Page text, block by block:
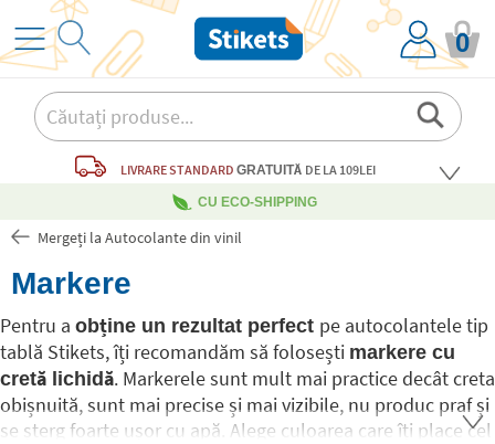
0
LIVRARE STANDARD GRATUITĂ DE LA 109LEI
CU ECO-SHIPPING
Mergeți la Autocolante din vinil
Markere
Pentru a obține un rezultat perfect pe autocolantele tip
tablă Stikets, îți recomandăm să folosești markere cu
cretă lichidă. Markerele sunt mult mai practice decât creta
obișnuită, sunt mai precise și mai vizibile, nu produc praf și
se șterg foarte ușor cu apă. Alege culoarea care îți place cel